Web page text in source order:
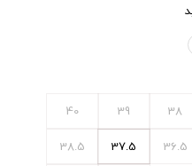
38
39
40
36.5
37.5
38.5